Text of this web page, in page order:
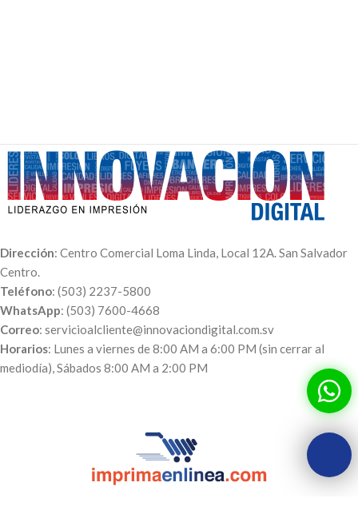
Dirección: Centro Comercial Loma Linda, Local 12A. San Salvador
Centro.
Teléfono: (503) 2237-5800
WhatsApp: (503) 7600-4668
Correo: servicioalcliente@innovaciondigital.com.sv
Horarios: Lunes a viernes de 8:00 AM a 6:00 PM (sin cerrar al
mediodía), Sábados 8:00 AM a 2:00 PM